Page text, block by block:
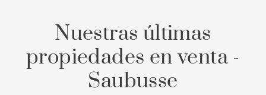
Nuestras últimas
propiedades en venta -
Saubusse